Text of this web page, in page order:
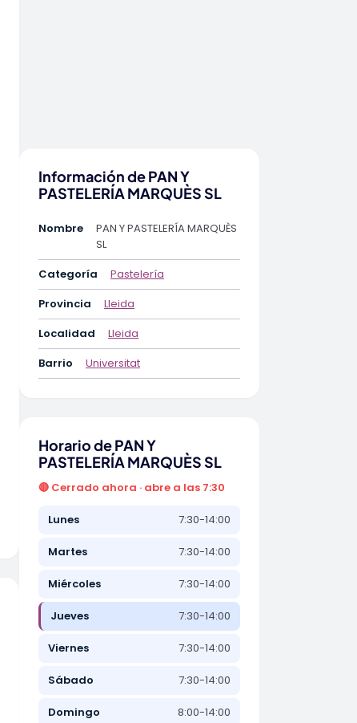
Información de PAN Y
PASTELERÍA MARQUÈS SL
Nombre
PAN Y PASTELERÍA MARQUÈS
SL
Categoría
Pastelería
Provincia
Lleida
Localidad
Lleida
Barrio
Universitat
Horario de PAN Y
PASTELERÍA MARQUÈS SL
🔴 Cerrado ahora · abre a las 7:30
Lunes 7:30-14:00
Martes 7:30-14:00
Miércoles 7:30-14:00
Jueves 7:30-14:00
Viernes 7:30-14:00
Sábado 7:30-14:00
Domingo 8:00-14:00